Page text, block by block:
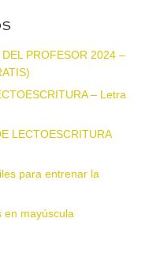
PROFESOR 2024 –
– Letra
LECTOESCRITURA
para entrenar la
en mayúscula